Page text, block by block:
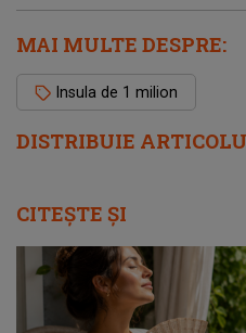
DISTRIBUIE
MAI MULTE DESPRE:
Insula de 1 milion
CITEȘTE ȘI